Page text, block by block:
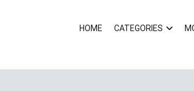
HOME CATEGORIES